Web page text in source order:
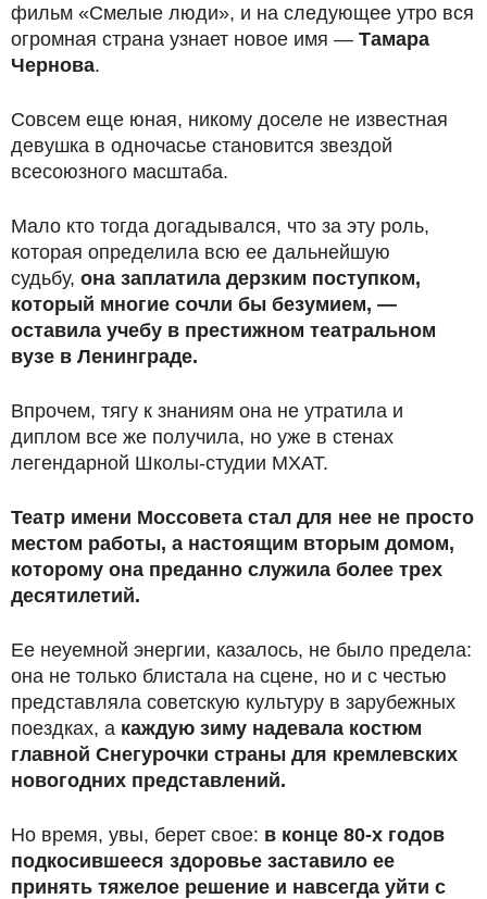
фильм «Смелые люди», и на следующее утро вся
огромная страна узнает новое имя — Тамара
Чернова.
Совсем еще юная, никому доселе не известная
девушка в одночасье становится звездой
всесоюзного масштаба.
Мало кто тогда догадывался, что за эту роль,
которая определила всю ее дальнейшую
судьбу, она заплатила дерзким поступком,
который многие сочли бы безумием, —
оставила учебу в престижном театральном
вузе в Ленинграде.
Впрочем, тягу к знаниям она не утратила и
диплом все же получила, но уже в стенах
легендарной Школы-студии МХАТ.
Театр имени Моссовета стал для нее не просто
местом работы, а настоящим вторым домом,
которому она преданно служила более трех
десятилетий.
Ее неуемной энергии, казалось, не было предела:
она не только блистала на сцене, но и с честью
представляла советскую культуру в зарубежных
поездках, а каждую зиму надевала костюм
главной Снегурочки страны для кремлевских
новогодних представлений.
Но время, увы, берет свое: в конце 80-х годов
подкосившееся здоровье заставило ее
принять тяжелое решение и навсегда уйти с